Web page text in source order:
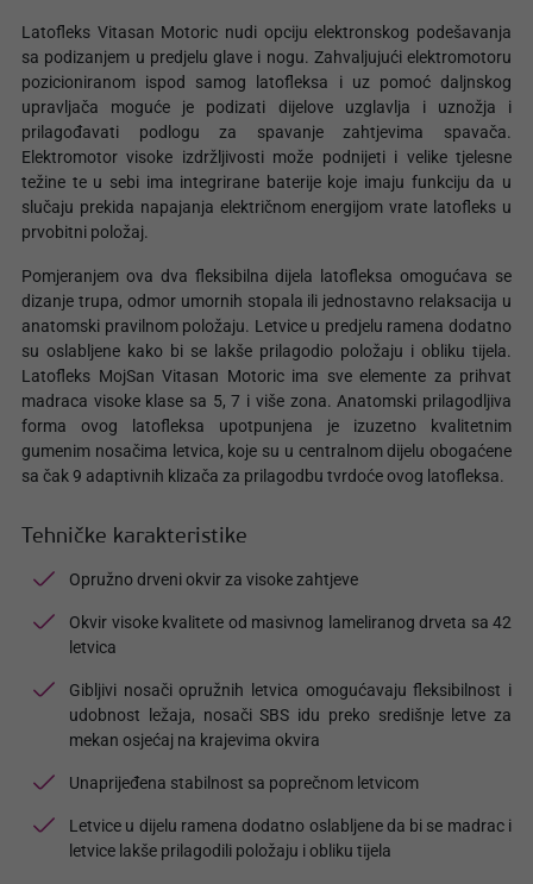
Latofleks Vitasan Motoric nudi opciju elektronskog podešavanja
sa podizanjem u predjelu glave i nogu. Zahvaljujući elektromotoru
pozicioniranom ispod samog latofleksa i uz pomoć daljnskog
upravljača moguće je podizati dijelove uzglavlja i uznožja i
prilagođavati podlogu za spavanje zahtjevima spavača.
Elektromotor visoke izdržljivosti može podnijeti i velike tjelesne
težine te u sebi ima integrirane baterije koje imaju funkciju da u
slučaju prekida napajanja električnom energijom vrate latofleks u
prvobitni položaj.
Pomjeranjem ova dva fleksibilna dijela latofleksa omogućava se
dizanje trupa, odmor umornih stopala ili jednostavno relaksacija u
anatomski pravilnom položaju. Letvice u predjelu ramena dodatno
su oslabljene kako bi se lakše prilagodio položaju i obliku tijela.
Latofleks MojSan Vitasan Motoric ima sve elemente za prihvat
madraca visoke klase sa 5, 7 i više zona. Anatomski prilagodljiva
forma ovog latofleksa upotpunjena je izuzetno kvalitetnim
gumenim nosačima letvica, koje su u centralnom dijelu obogaćene
sa čak 9 adaptivnih klizača za prilagodbu tvrdoće ovog latofleksa.
Tehničke karakteristike
Opružno drveni okvir za visoke zahtjeve
Okvir visoke kvalitete od masivnog lameliranog drveta sa 42
letvica
Gibljivi nosači opružnih letvica omogućavaju fleksibilnost i
udobnost ležaja, nosači SBS idu preko središnje letve za
mekan osjećaj na krajevima okvira
Unaprijeđena stabilnost sa poprečnom letvicom
Letvice u dijelu ramena dodatno oslabljene da bi se madrac i
letvice lakše prilagodili položaju i obliku tijela